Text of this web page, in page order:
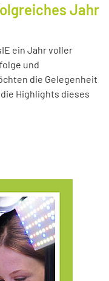
Jahr
ein Jahr voller
und
die Gelegenheit
Highlights dieses